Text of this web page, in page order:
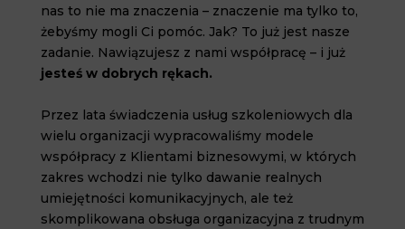
nas to nie ma znaczenia – znaczenie ma tylko to,
żebyśmy mogli Ci pomóc. Jak? To już jest nasze
zadanie. Nawiązujesz z nami współpracę – i już
jesteś w dobrych rękach.
Przez lata świadczenia usług szkoleniowych dla
wielu organizacji wypracowaliśmy modele
współpracy z Klientami biznesowymi, w których
zakres wchodzi nie tylko dawanie realnych
umiejętności komunikacyjnych, ale też
skomplikowana obsługa organizacyjna z trudnym